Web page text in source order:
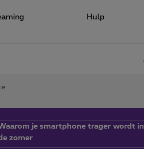
Hulp
je smartphone trager wordt in
zomer